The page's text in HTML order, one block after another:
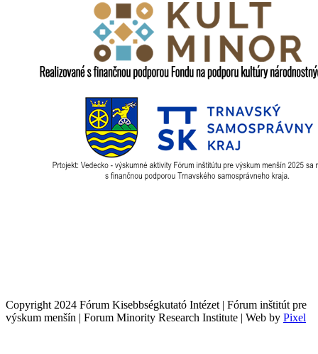
Copyright 2024 Fórum Kisebbségkutató Intézet | Fórum inštitút pre
výskum menšín | Forum Minority Research Institute | Web by Pixel